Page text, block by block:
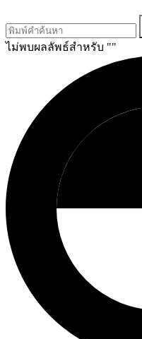
ไม่พบผลลัพธ์สำหรับ ""